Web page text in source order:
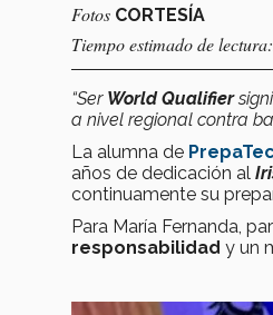
Fotos CORTESÍA
Tiempo estimado de
“Ser World Qualifier
a nivel regional contra
La alumna de
años de dedicación al
continuamente su
Para María Fernanda,
responsabilidad y un